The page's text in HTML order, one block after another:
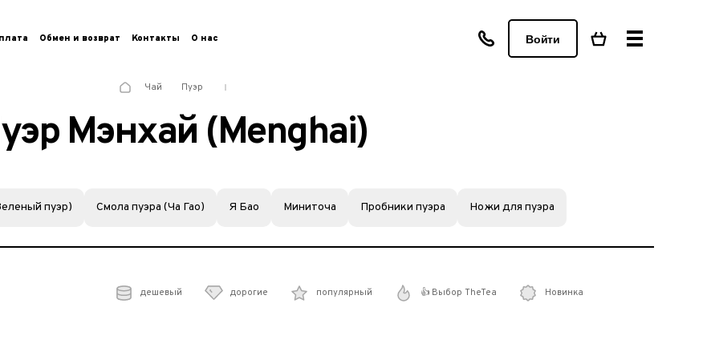
Обмен и возврат Контакты О нас Войти
Чай Пуэр
Мэнхай (Menghai)
пуэр) Смола пуэра (Ча Гао) Я Бао Миниточа Пробники пуэра Ножи для пуэра
дешевый дорогие популярный 👍 Выбор TheTea Новинка